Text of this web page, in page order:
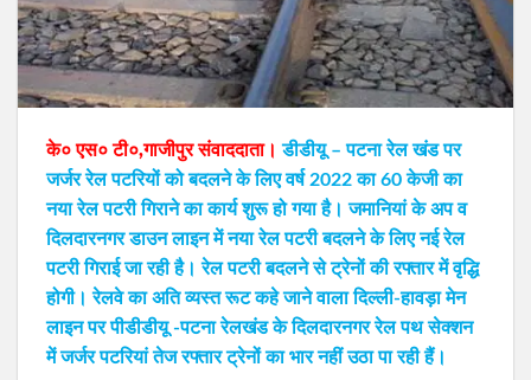
के० एस० टी०,गाजीपुर संवाददाता। डीडीयू – पटना रेल खंड पर
जर्जर रेल पटरियों को बदलने के लिए वर्ष 2022 का 60 केजी का
नया रेल पटरी गिराने का कार्य शुरू हो गया है। जमानियां के अप व
दिलदारनगर डाउन लाइन में नया रेल पटरी बदलने के लिए नई रेल
पटरी गिराई जा रही है। रेल पटरी बदलने से ट्रेनों की रफ्तार में वृद्धि
होगी। रेलवे का अति व्यस्त रूट कहे जाने वाला दिल्ली-हावड़ा मेन
लाइन पर पीडीडीयू -पटना रेलखंड के दिलदारनगर रेल पथ सेक्शन
में जर्जर पटरियां तेज रफ्तार ट्रेनों का भार नहीं उठा पा रही हैं।